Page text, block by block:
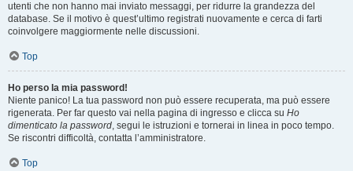
utenti che non hanno mai inviato messaggi, per ridurre la grandezza del
database. Se il motivo è quest’ultimo registrati nuovamente e cerca di farti
coinvolgere maggiormente nelle discussioni.
Top
Ho perso la mia password!
Niente panico! La tua password non può essere recuperata, ma può essere
rigenerata. Per far questo vai nella pagina di ingresso e clicca su Ho
dimenticato la password, segui le istruzioni e tornerai in linea in poco tempo.
Se riscontri difficoltà, contatta l’amministratore.
Top